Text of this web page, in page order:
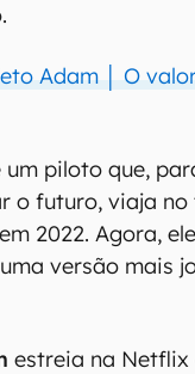
Adam │ O
piloto que,
o futuro, viaja no
2022. Agora,
versão mais
estreia na Netflix